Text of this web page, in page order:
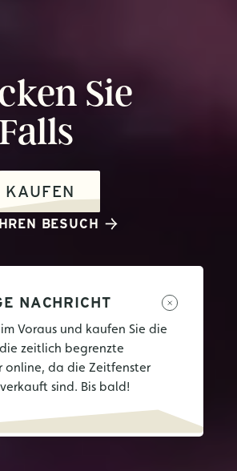
Sie
Falls
KAUFEN
BESUCH
NACHRICHT
Voraus und kaufen Sie die
zeitlich begrenzte
online, da die Zeitfenster
sind. Bis bald!